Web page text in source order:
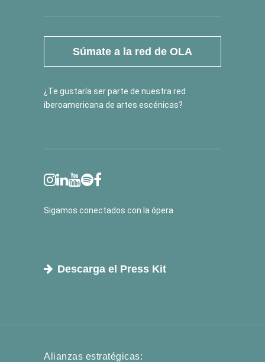
Súmate a la red de OLA
¿Te gustaría ser parte de nuestra red
iberoamericana de artes escénicas?
Sigamos conectados con la ópera
Descarga el Press Kit
Alianzas estratégicas: